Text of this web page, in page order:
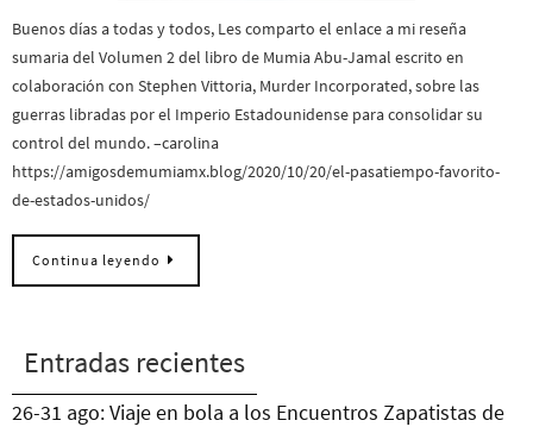
Buenos días a todas y todos, Les comparto el enlace a mi reseña
sumaria del Volumen 2 del libro de Mumia Abu-Jamal escrito en
colaboración con Stephen Vittoria, Murder Incorporated, sobre las
guerras libradas por el Imperio Estadounidense para consolidar su
control del mundo. –carolina
https://amigosdemumiamx.blog/2020/10/20/el-pasatiempo-favorito-
de-estados-unidos/
Continua leyendo
Entradas recientes
26-31 ago: Viaje en bola a los Encuentros Zapatistas de